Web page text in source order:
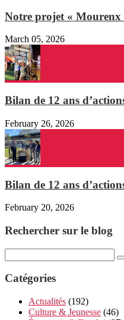
Notre projet « Mourenx
March 05, 2026
Bilan de 12 ans
February 26, 2026
Bilan de 12 ans
February 20, 2026
Rechercher sur le blog
Catégories
Actualités (192)
Culture & Jeunesse (46)